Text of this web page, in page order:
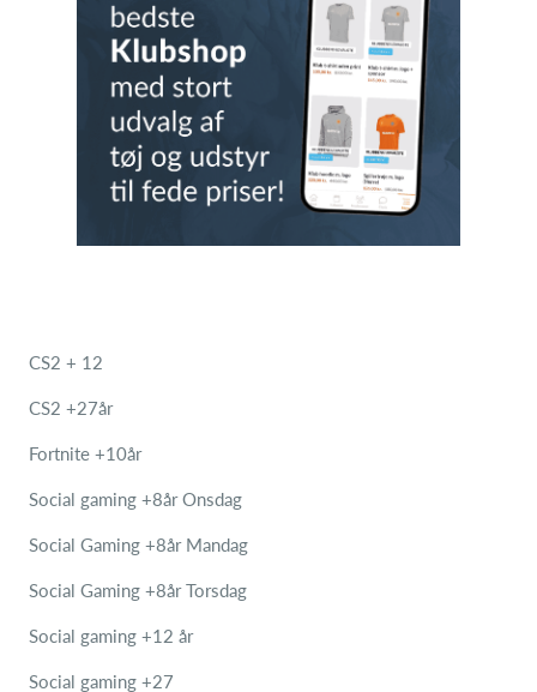
CS2 + 12
CS2 +27år
Fortnite +10år
Social gaming +8år Onsdag
Social Gaming +8år Mandag
Social Gaming +8år Torsdag
Social gaming +12 år
Social gaming +27